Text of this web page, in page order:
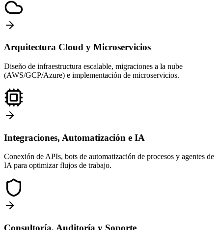
Arquitectura Cloud y Microservicios
Diseño de infraestructura escalable, migraciones a la nube
(AWS/GCP/Azure) e implementación de microservicios.
Integraciones, Automatización e IA
Conexión de APIs, bots de automatización de procesos y agentes de
IA para optimizar flujos de trabajo.
Consultoría, Auditoría y Soporte